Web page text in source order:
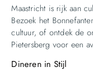
Maastricht is rijk aan
Bezoek het
cultuur, of ontdek de
Pietersberg voor een
Dineren in Stijl